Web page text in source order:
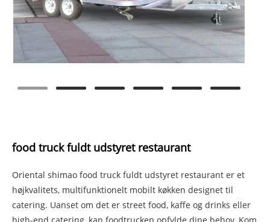
food truck fuldt udstyret restaurant
Oriental shimao food truck fuldt udstyret restaurant er et
højkvalitets, multifunktionelt mobilt køkken designet til
catering. Uanset om det er street food, kaffe og drinks eller
high-end catering, kan foodtrucken opfylde dine behov. Kom